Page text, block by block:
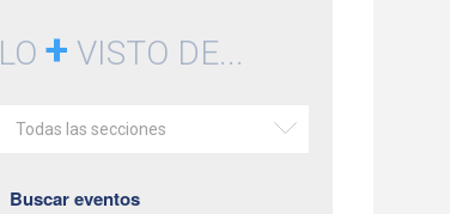
LO+ VISTO DE...
Todas las secciones
Buscar eventos